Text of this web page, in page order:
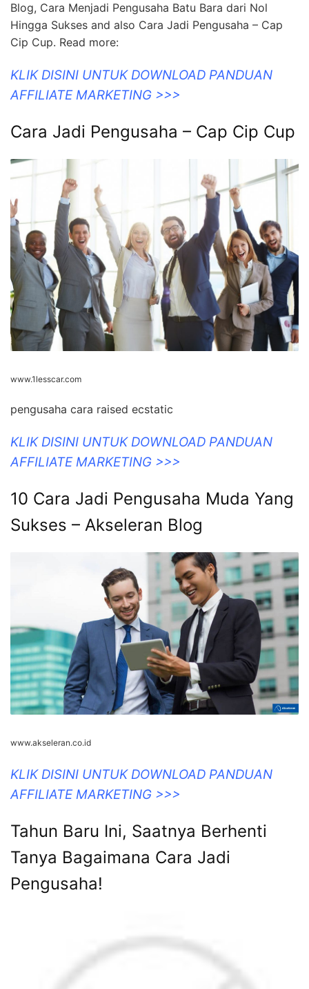
Blog, Cara Menjadi Pengusaha Batu Bara dari Nol
Hingga Sukses and also Cara Jadi Pengusaha – Cap
Cip Cup. Read more:
KLIK DISINI UNTUK DOWNLOAD PANDUAN
AFFILIATE MARKETING >>>
Cara Jadi Pengusaha – Cap Cip Cup
www.1lesscar.com
pengusaha cara raised ecstatic
KLIK DISINI UNTUK DOWNLOAD PANDUAN
AFFILIATE MARKETING >>>
10 Cara Jadi Pengusaha Muda Yang
Sukses – Akseleran Blog
www.akseleran.co.id
KLIK DISINI UNTUK DOWNLOAD PANDUAN
AFFILIATE MARKETING >>>
Tahun Baru Ini, Saatnya Berhenti
Tanya Bagaimana Cara Jadi
Pengusaha!